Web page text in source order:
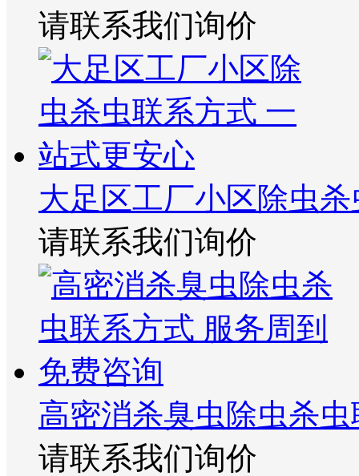
请联系我们询价
大足区工厂小区除虫
请联系我们询价
高密消杀臭虫除虫杀
请联系我们询价